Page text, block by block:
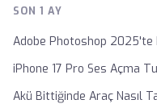
SON 1 AY
Adobe Photoshop 2025'te
iPhone 17 Pro Ses Açma
Akü Bittiğinde Araç Nasıl